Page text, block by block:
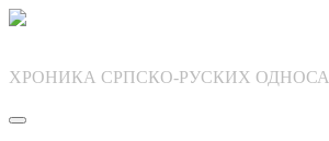
Skip
ХРОНИКА СРПСКО-РУСКИХ ОДНОСА